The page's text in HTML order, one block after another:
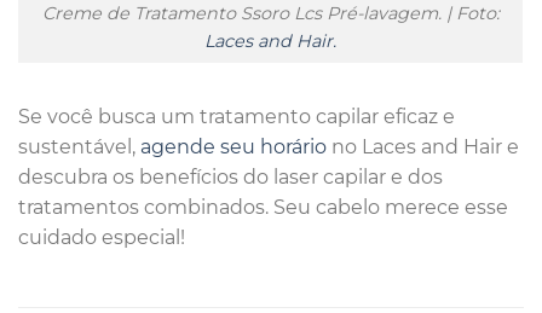
Creme de Tratamento Ssoro Lcs Pré-lavagem. | Foto:
Laces and Hair.
Se você busca um tratamento capilar eficaz e
sustentável, agende seu horário no Laces and Hair e
descubra os benefícios do laser capilar e dos
tratamentos combinados. Seu cabelo merece esse
cuidado especial!